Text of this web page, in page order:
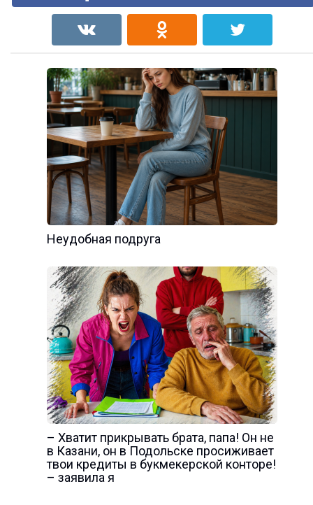
Неудобная подруга
– Хватит прикрывать брата, папа! Он не
в Казани, он в Подольске просиживает
твои кредиты в букмекерской конторе!
– заявила я